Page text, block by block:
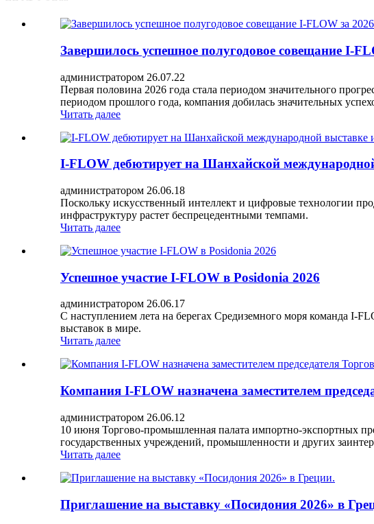
Завершилось успешное полугодовое совещание I-
администратором 26.07.22
Первая половина 2026 года стала периодом значительного
периодом прошлого года, компания добилась значительных
Читать далее
I-FLOW дебютирует на Шанхайской
администратором 26.06.18
Поскольку искусственный интеллект и цифровые технологии
инфраструктуру растет беспрецедентными темпами.
Читать далее
Успешное участие I-FLOW в Posidonia 2026
администратором 26.06.17
С наступлением лета на берегах Средиземного моря команда I-
выставок в мире.
Читать далее
Компания I-FLOW назначена заместителем
администратором 26.06.12
10 июня Торгово-промышленная палата импортно-экспортных
государственных учреждений, промышленности и других
Читать далее
Приглашение на выставку «Посидония 2026» в